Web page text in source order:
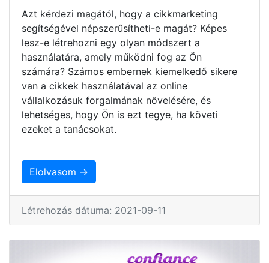
Azt kérdezi magától, hogy a cikkmarketing
segítségével népszerűsítheti-e magát? Képes
lesz-e létrehozni egy olyan módszert a
használatára, amely működni fog az Ön
számára? Számos embernek kiemelkedő sikere
van a cikkek használatával az online
vállalkozásuk forgalmának növelésére, és
lehetséges, hogy Ön is ezt tegye, ha követi
ezeket a tanácsokat.
Elolvasom →
Létrehozás dátuma: 2021-09-11